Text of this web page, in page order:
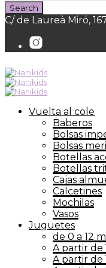
C/ de Laureà Miró,
Vuelta al cole
Baberos
Bolsas
Bolsas
Botellas
Botellas
Cajas
Calcetines
Mochilas
Vasos
Juguetes
de 0 a 12
A partir de
A partir de